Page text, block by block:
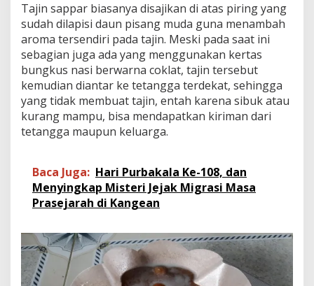
Tajin sappar biasanya disajikan di atas piring yang
sudah dilapisi daun pisang muda guna menambah
aroma tersendiri pada tajin. Meski pada saat ini
sebagian juga ada yang menggunakan kertas
bungkus nasi berwarna coklat, tajin tersebut
kemudian diantar ke tetangga terdekat, sehingga
yang tidak membuat tajin, entah karena sibuk atau
kurang mampu, bisa mendapatkan kiriman dari
tetangga maupun keluarga.
Baca Juga: Hari Purbakala Ke-108, dan
Menyingkap Misteri Jejak Migrasi Masa
Prasejarah di Kangean